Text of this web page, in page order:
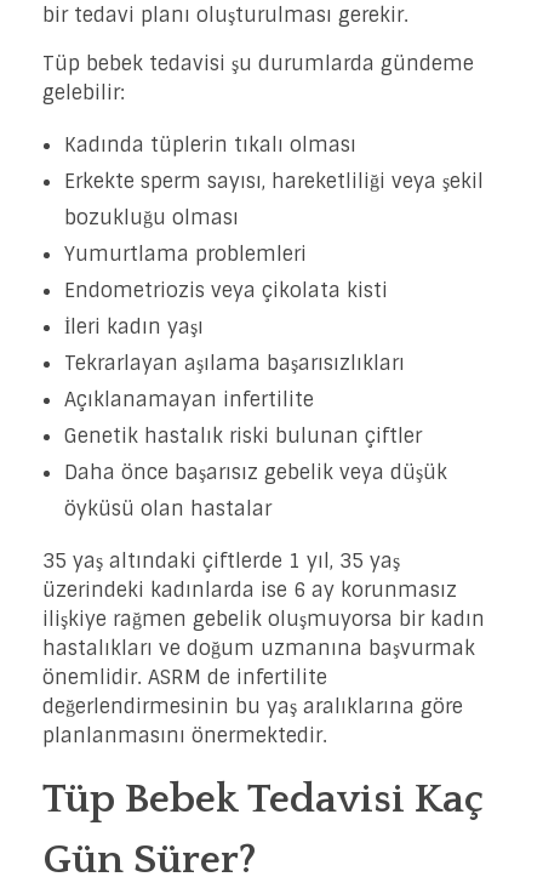
bir tedavi planı oluşturulması gerekir.
Tüp bebek tedavisi şu durumlarda gündeme
gelebilir:
Kadında tüplerin tıkalı olması
Erkekte sperm sayısı, hareketliliği veya şekil
bozukluğu olması
Yumurtlama problemleri
Endometriozis veya çikolata kisti
İleri kadın yaşı
Tekrarlayan aşılama başarısızlıkları
Açıklanamayan infertilite
Genetik hastalık riski bulunan çiftler
Daha önce başarısız gebelik veya düşük
öyküsü olan hastalar
35 yaş altındaki çiftlerde 1 yıl, 35 yaş
üzerindeki kadınlarda ise 6 ay korunmasız
ilişkiye rağmen gebelik oluşmuyorsa bir kadın
hastalıkları ve doğum uzmanına başvurmak
önemlidir. ASRM de infertilite
değerlendirmesinin bu yaş aralıklarına göre
planlanmasını önermektedir.
Tüp Bebek Tedavisi Kaç
Gün Sürer?